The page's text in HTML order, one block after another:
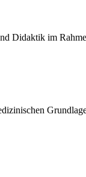
Didaktik im